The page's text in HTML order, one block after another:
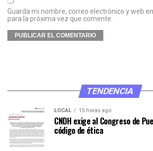
Guarda mi nombre, correo electrónico y web
para la próxima vez que comente.
TENDENCIA
LOCAL 15 horas ago
CNDH exige al Congreso de
código de ética